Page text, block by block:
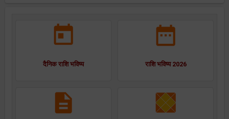
दैनिक राशि भविष्य राशि भविष्य 2026